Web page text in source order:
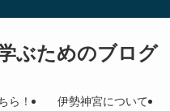
ぶためのブログ
ら！ 伊勢神宮について